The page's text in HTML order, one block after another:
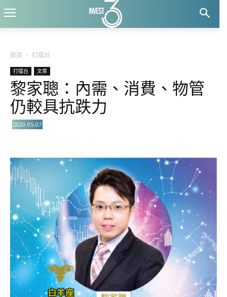
首頁 打擂台
打擂台 文章
黎家聰：內需、消費、物管
仍較具抗跌力
2020-05-07